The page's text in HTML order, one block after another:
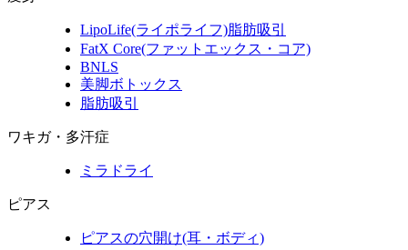
LipoLife(ライポライフ)脂肪吸引
FatX Core(ファットエックス・コア)
BNLS
美脚ボトックス
脂肪吸引
ワキガ・多汗症
ミラドライ
ピアス
ピアスの穴開け(耳・ボディ)